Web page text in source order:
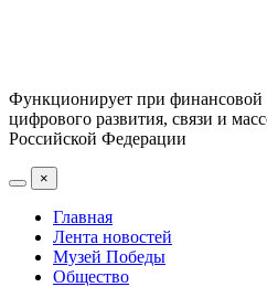
Функционирует при финансовой
цифрового развития, связи и
Российской Федерации
×
Главная
Лента новостей
Музей Победы
Общество